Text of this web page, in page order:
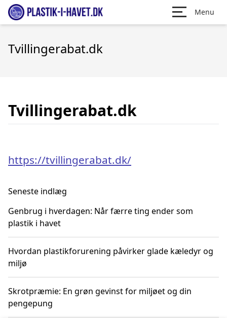
Menu
Tvillingerabat.dk
Tvillingerabat.dk
https://tvillingerabat.dk/
Seneste indlæg
Genbrug i hverdagen: Når færre ting ender som
plastik i havet
Hvordan plastikforurening påvirker glade kæledyr og
miljø
Skrotpræmie: En grøn gevinst for miljøet og din
pengepung